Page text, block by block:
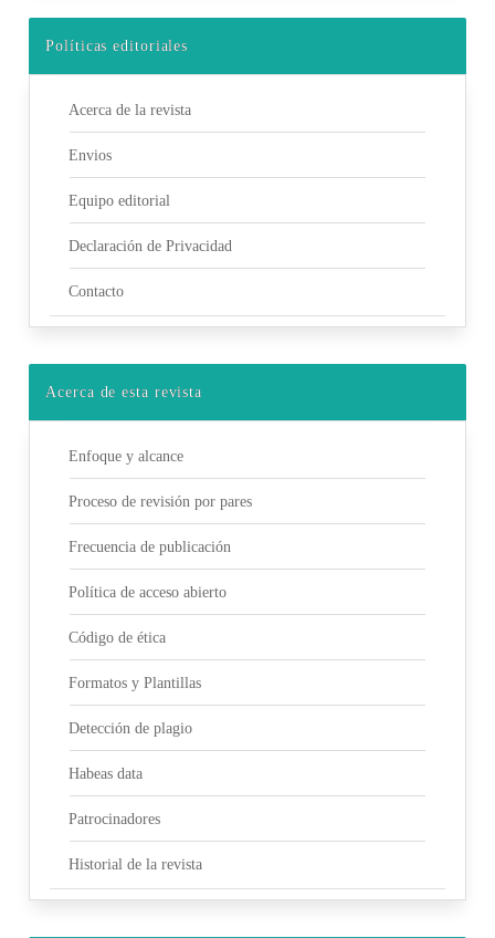
Políticas editoriales
Acerca de la revista
Envios
Equipo editorial
Declaración de Privacidad
Contacto
Acerca de esta revista
Enfoque y alcance
Proceso de revisión por pares
Frecuencia de publicación
Política de acceso abierto
Código de ética
Formatos y Plantillas
Detección de plagio
Habeas data
Patrocinadores
Historial de la revista